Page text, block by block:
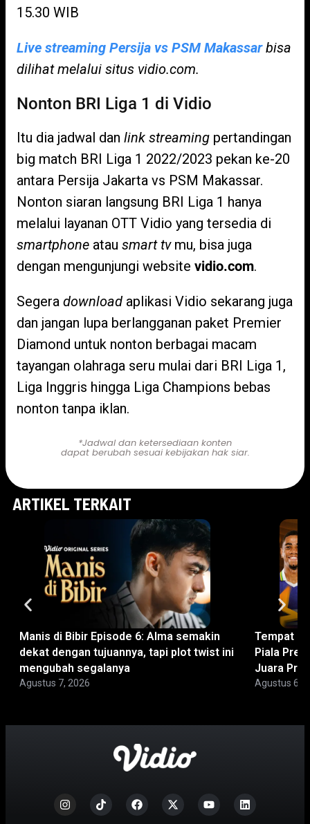
15.30 WIB
Live streaming Persija vs PSM Makassarbisa
dilihat melalui situs vidio.com.
Nonton BRI Liga 1 di Vidio
Itu dia jadwal dan link streaming pertandingan
big match BRI Liga 1 2022/2023 pekan ke-20
antara Persija Jakarta vs PSM Makassar.
Nonton siaran langsung BRI Liga 1 hanya
melalui layanan OTT Vidio yang tersedia di
smartphone atau smart tvmu, bisa juga
dengan mengunjungi website vidio.com.
Segera download aplikasi Vidio sekarang juga
dan jangan lupa berlangganan paket Premier
Diamond untuk nonton berbagai macam
tayangan olahraga seru mulai dari BRI Liga 1,
Liga Inggris hingga Liga Champions bebas
nonton tanpa iklan.
*Jadwal dan ketersediaan konten
dapat berubah sesuai kebijakan hak siar.
ARTIKEL TERKAIT
Manis di Bibir Episode 6: Alma semakin
dekat dengan tujuannya, tapi plot twist ini
mengubah segalanya
Agustus 7, 2026
Tempat
Piala
Juara
Agustus 6,